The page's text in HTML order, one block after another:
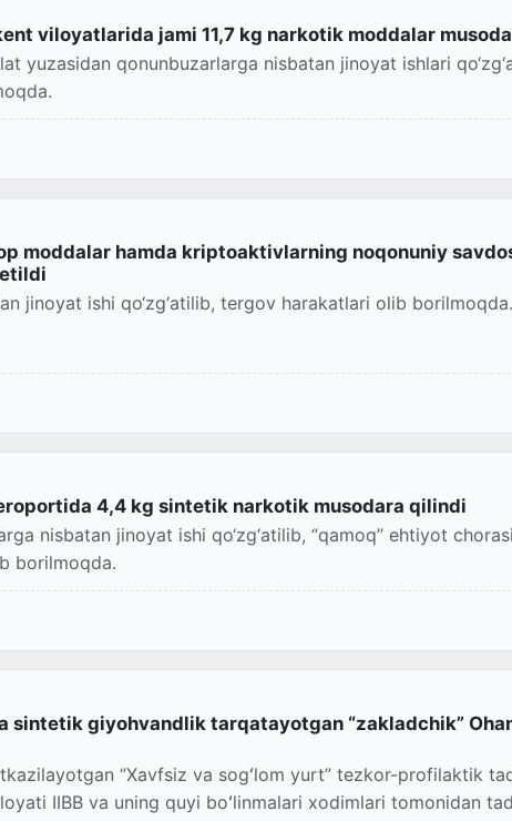
viloyatlarida jami 11,7 kg narkotik moddalar
yuzasidan qonunbuzarlarga nisbatan jinoyat ishlari
moddalar hamda kriptoaktivlarning noqonuniy
jinoyat ishi qo‘zg‘atilib, tergov harakatlari olib borilmoqda.
4,4 kg sintetik narkotik musodara qilindi
nisbatan jinoyat ishi qo‘zg‘atilib, “qamoq” ehtiyot
borilmoqda.
sintetik giyohvandlik tarqatayotgan “zakladchik”
“Xavfsiz va sogʻlom yurt” tezkor-profilaktik
IIBB va uning quyi boʻlinmalari xodimlari tomonidan